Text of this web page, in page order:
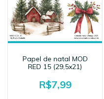
Papel de natal MOD
RED 15 (29,5x21)
R$7,99